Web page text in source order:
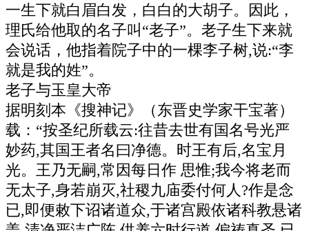
一生下就白眉白发，白白的大胡子。因此，
理氏给他取的名子叫“老子”。老子生下来就
会说话，他指着院子中的一棵李子树,说:“李
就是我的姓”。
老子与玉皇大帝
据明刻本《搜神记》（东晋史学家干宝著）
载：“按圣纪所载云:往昔去世有国名号光严
妙药,其国王者名曰净德。时王有后,名宝月
光。王乃无嗣,常因每日作 思惟;我今将老而
无太子,身若崩灭,社稷九庙委付何人?作是念
已,即便敕下诏诸道众,于诸宫殿依诸科教悬诸